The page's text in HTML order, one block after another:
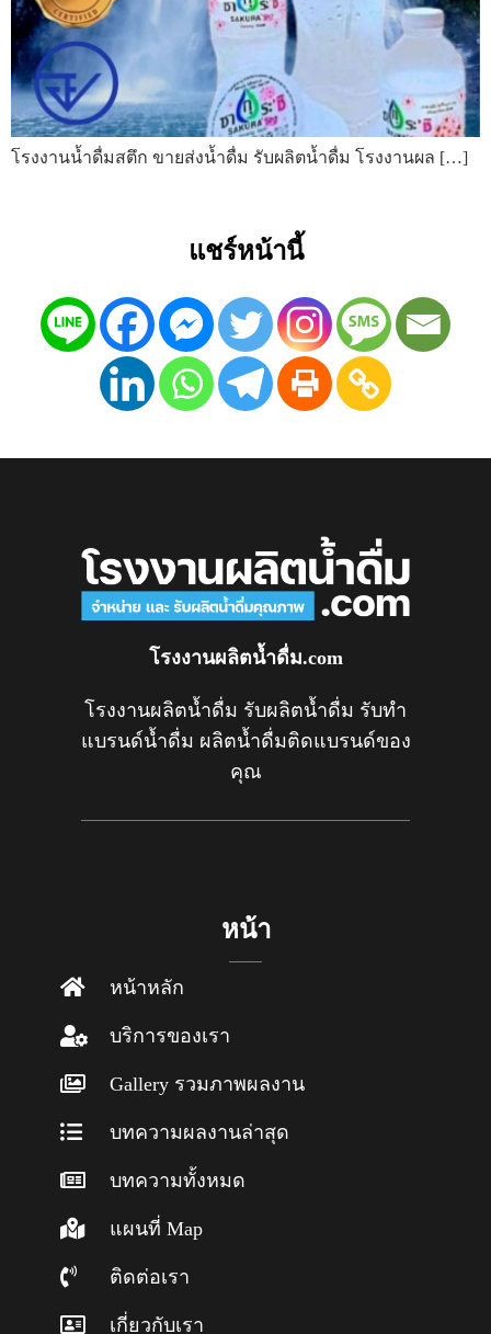
โรงงานน้ำดื่มสตึก ขายส่งน้ำดื่ม รับผลิตน้ำดื่ม โรงงานผล […]
แชร์หน้านี้
โรงงานผลิตน้ำดื่ม.com
โรงงานผลิตน้ำดื่ม รับผลิตน้ำดื่ม รับทำ
แบรนด์น้ำดื่ม ผลิตน้ำดื่มติดแบรนด์ของ
คุณ
หน้า
หน้าหลัก
บริการของเรา
Gallery รวมภาพผลงาน
บทความผลงานล่าสุด
บทความทั้งหมด
แผนที่ Map
ติดต่อเรา
เกี่ยวกับเรา